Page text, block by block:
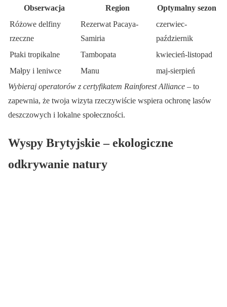
Obserwacja Region
Optymalny sezon
Różowe delfiny
rzeczne
Rezerwat Pacaya-
Samiria
czerwiec-
październik
Ptaki tropikalne
Tambopata
kwiecień-listopad
Małpy i leniwce
Manu
maj-sierpień
Wybieraj operatorów z certyfikatem Rainforest Alliance – to
zapewnia, że twoja wizyta rzeczywiście wspiera ochronę lasów
deszczowych i lokalne społeczności.
Wyspy Brytyjskie – ekologiczne
odkrywanie natury